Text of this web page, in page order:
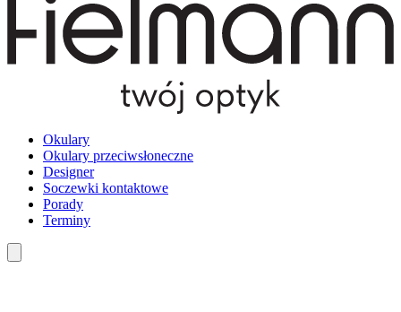
Okulary
Okulary przeciwsłoneczne
Designer
Soczewki kontaktowe
Porady
Terminy